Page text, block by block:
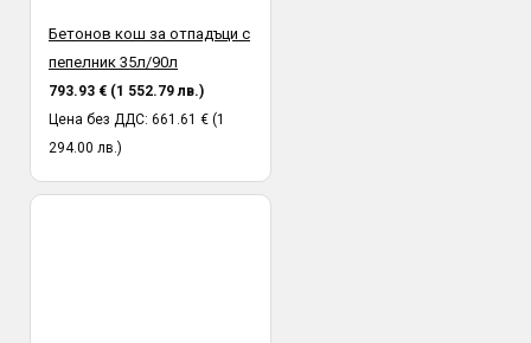
Бетонов кош за отпадъци с
пепелник 35л/90л
793.93 € (1 552.79 лв.)
Цена без ДДС: 661.61 € (1
294.00 лв.)